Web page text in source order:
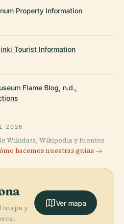
Property Information
Tourist Information
Flame Blog, n.d.,
2026
Wikidata, Wikipedia y fuentes
hacemos nuestras guías →
mapa y
Ver mapa